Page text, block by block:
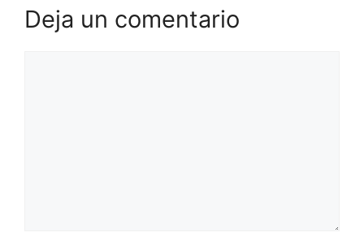
Deja un comentario